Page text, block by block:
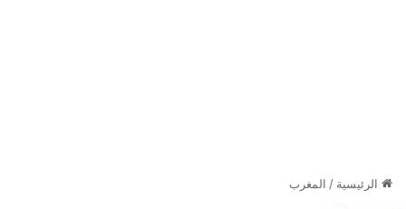
الرئيسية / المغرب